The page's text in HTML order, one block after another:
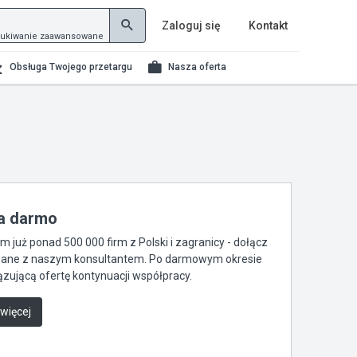
zaawansowane
Zaloguj się Kontakt
Obsługa Twojego przetargu Nasza oferta
darmo
już ponad 500 000 firm z Polski i zagranicy - dołącz
z naszym konsultantem. Po darmowym okresie
ofertę kontynuacji współpracy.